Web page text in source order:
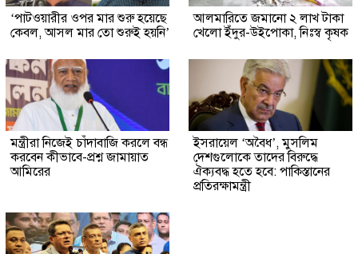
‘পাটওয়ারীর ওপর মার শুরু হয়েছে
কেবল, আসল মার তো শুরুই হয়নি’
আলমারিতে জমানো ২ লাখ টাকা
খেলো ইঁদুর-উইপোকা, নিঃস্ব কৃষক
মন্ত্রীরা নিজেই চাঁদাবাজি করলে বন্ধ
করবেন কীভাবে-প্রশ্ন জামায়াত
আমিরের
ইসরায়েল ‘অবৈধ’, মুসলিম
দেশগুলোকে তাদের বিরুদ্ধে
ঐক্যবদ্ধ হতে হবে: পাকিস্তানের
প্রতিরক্ষামন্ত্রী